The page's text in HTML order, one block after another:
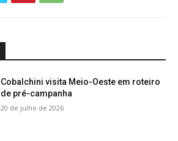
Cobalchini visita Meio-Oeste em roteiro
de pré-campanha
20 de julho de 2026